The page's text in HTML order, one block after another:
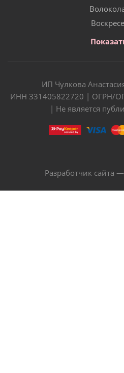
ИП Чулкова
ИНН 331405822720 | ОГРН/
| Не является
Разработчик сайта —